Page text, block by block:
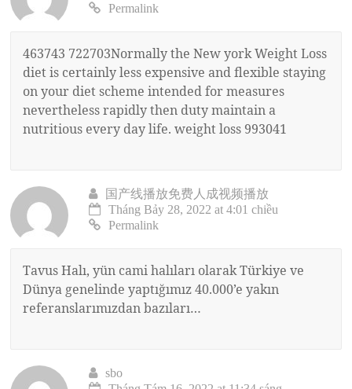
Permalink
463743 722703Normally the New york Weight Loss
diet is certainly less expensive and flexible staying
on your diet scheme intended for measures
nevertheless rapidly then duty maintain a
nutritious every day life. weight loss 993041
国产线播放免费人成视频播放
Tháng Bảy 28, 2022 at 4:01 chiều
Permalink
Tavus Halı, yün cami halıları olarak Türkiye ve
Dünya genelinde yaptığımız 40.000’e yakın
referanslarımızdan bazıları…
sbo